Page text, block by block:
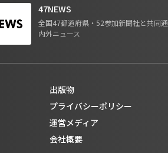
47NEWS
全国47都道府県・52参加新聞社と共同
内外ニュース
出版物
プライバシーポリシー
運営メディア
会社概要